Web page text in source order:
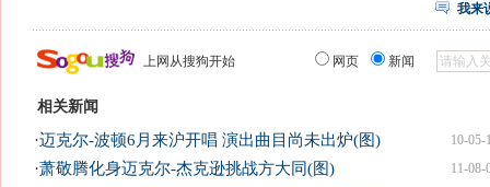
我来
上网从搜狗开始 网页 新闻
相关新闻
10-05-
·迈克尔-波顿6月来沪开唱 演出曲目尚未出炉(图)
11-08-
·萧敬腾化身迈克尔-杰克逊挑战方大同(图)